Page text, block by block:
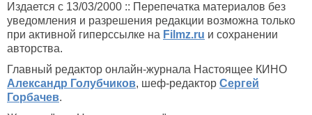
Издается с 13/03/2000 :: Перепечатка материалов без
уведомления и разрешения редакции возможна только
при активной гиперссылке на Filmz.ru и сохранении
авторства.
Главный редактор онлайн-журнала Настоящее КИНО
Александр Голубчиков, шеф-редактор Сергей
Горбачев.